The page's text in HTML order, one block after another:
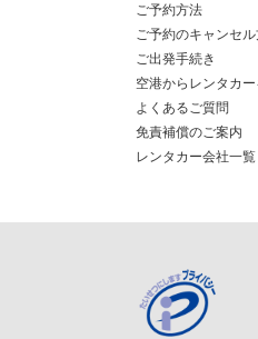
ご予約方法
ご予約のキャンセ
ご出発手続き
空港からレンタカ
よくあるご質問
免責補償のご案内
レンタカー会社一覧